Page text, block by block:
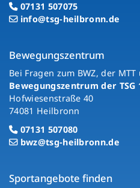
07131 507075
info@tsg-heilbronn.de
Bewegungszentrum
Bei Fragen zum BWZ, der
Bewegungszentrum der TSG
Hofwiesenstraße 40
74081 Heilbronn
07131 507080
bwz@tsg-heilbronn.de
Sportangebote finden